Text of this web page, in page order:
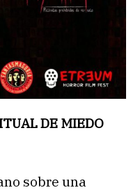
DE MIEDO
sobre una